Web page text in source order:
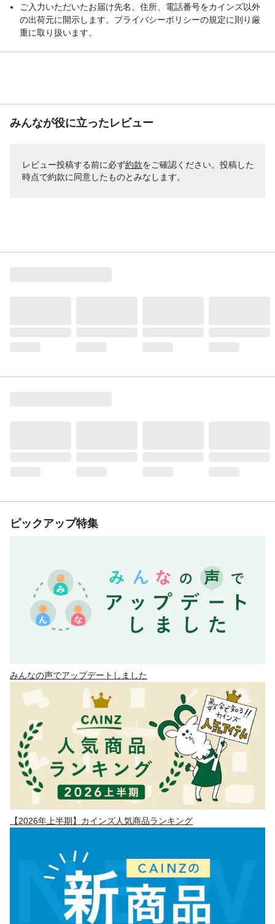
ご入力いただいたお届け先名、住所、電話番号をカインズ以外
の出荷元に開示します。プライバシーポリシーの規定に則り厳
重に取り扱います。
みんなが役に立ったレビュー
レビュー投稿する前に必ず約款をご確認ください。投稿した
時点で約款に同意したものとみなします。
ピックアップ特集
みんなの声でアップデートしました
【2026年上半期】カインズ人気商品ランキング